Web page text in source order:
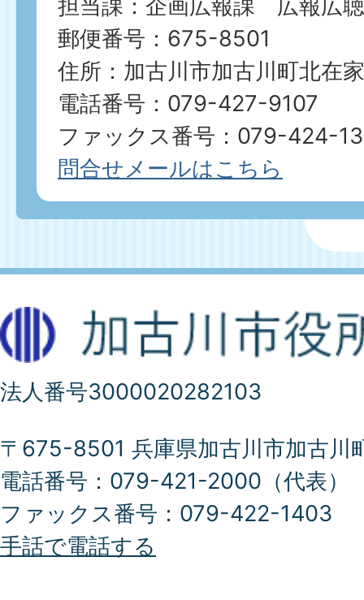
担当課：企画広報課 広報広
郵便番号：675-8501
住所：加古川市加古川町北在
電話番号：079-427-9107
ファックス番号：079-424-
問合せメールはこちら
法人番号3000020282103
〒675-8501 兵庫県加古川市加古川
電話番号：079-421-2000（代表）
ファックス番号：079-422-1403
手話で電話する